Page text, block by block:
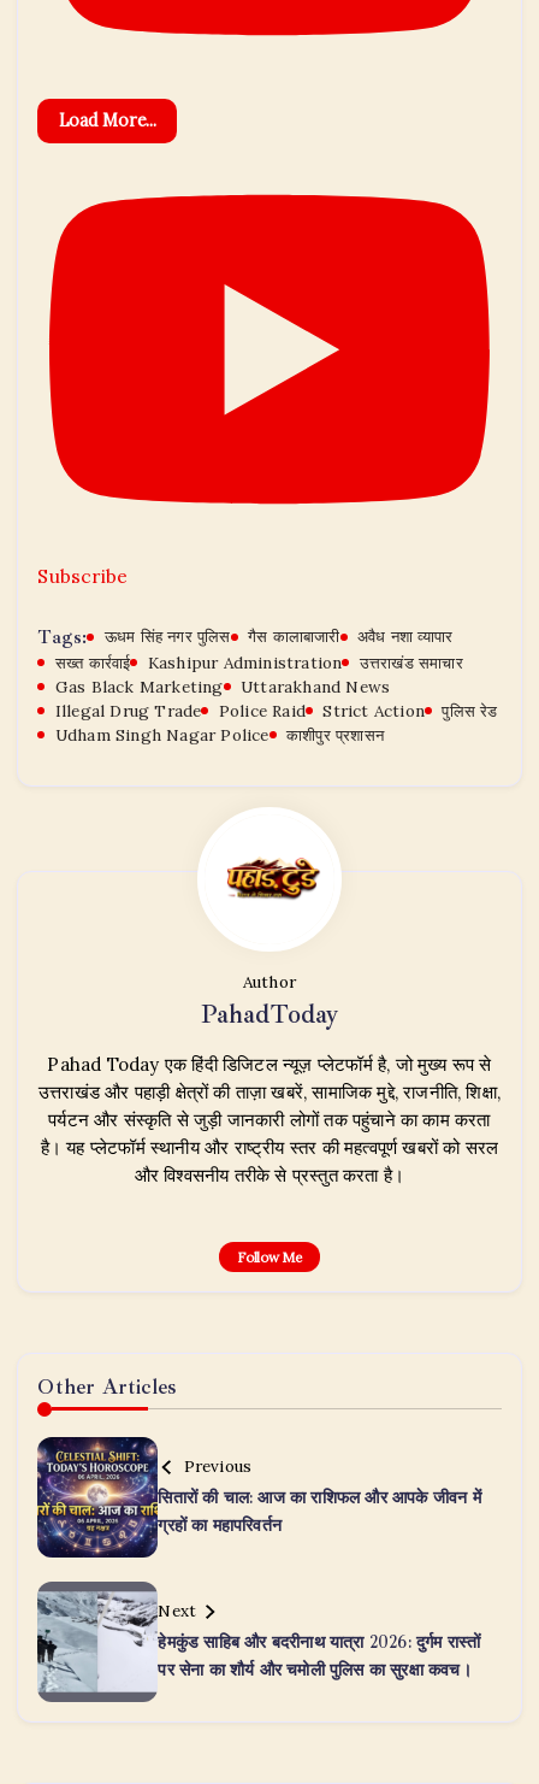
Load More...
Subscribe
Tags: ऊधम सिंह नगर पुलिस गैस कालाबाजारी
अवैध नशा व्यापार
सख्त कार्रवाई
Kashipur Administration
उत्तराखंड समाचार
Gas Black Marketing
Uttarakhand News
Illegal Drug Trade
Police Raid Strict Action
पुलिस रेड
Udham Singh Nagar Police
काशीपुर प्रशासन
Author
PahadToday
Pahad Today एक हिंदी डिजिटल न्यूज़ प्लेटफॉर्म है, जो मुख्य रूप से
उत्तराखंड और पहाड़ी क्षेत्रों की ताज़ा खबरें, सामाजिक मुद्दे, राजनीति, शिक्षा,
पर्यटन और संस्कृति से जुड़ी जानकारी लोगों तक पहुंचाने का काम करता
है। यह प्लेटफॉर्म स्थानीय और राष्ट्रीय स्तर की महत्वपूर्ण खबरों को सरल
और विश्वसनीय तरीके से प्रस्तुत करता है।
Follow Me
Other Articles
Previous
सितारों की चाल: आज का राशिफल और आपके जीवन में
ग्रहों का महापरिवर्तन
Next
हेमकुंड साहिब और बदरीनाथ यात्रा 2026: दुर्गम रास्तों
पर सेना का शौर्य और चमोली पुलिस का सुरक्षा कवच।